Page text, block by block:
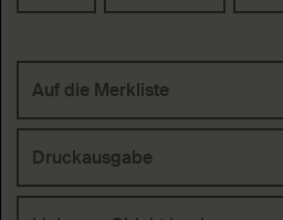
Auf die Merkliste
Druckausgabe